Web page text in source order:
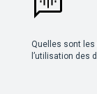
Quelles sont
l’utilisation des